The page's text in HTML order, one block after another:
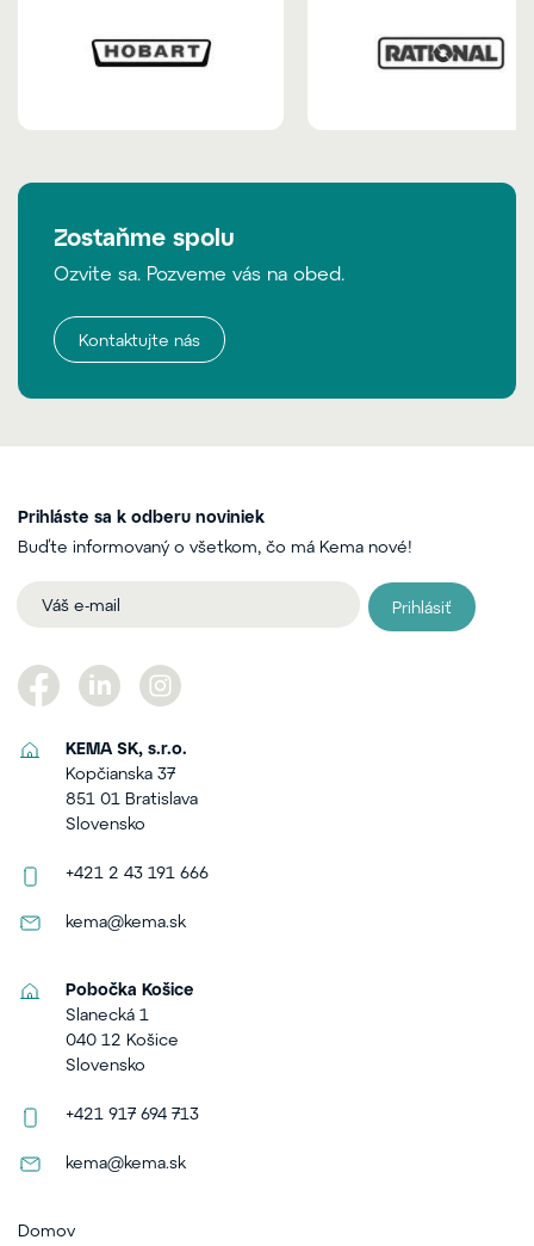
Zostaňme spolu
Ozvite sa. Pozveme vás na obed.
Kontaktujte nás
Prihláste sa k odberu noviniek
Buďte informovaný o všetkom, čo má Kema nové!
Prihlásiť
KEMA SK, s.r.o.
Kopčianska 37
851 01 Bratislava
Slovensko
+421 2 43 191 666
kema@kema.sk
Pobočka Košice
Slanecká 1
040 12 Košice
Slovensko
+421 917 694 713
kema@kema.sk
Domov